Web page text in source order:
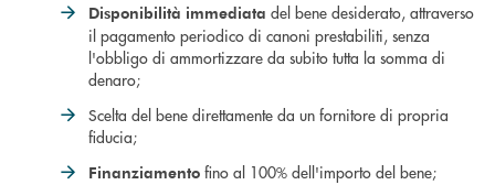
Disponibilità immediata del bene desiderato, attraverso
il pagamento periodico di canoni prestabiliti, senza
l'obbligo di ammortizzare da subito tutta la somma di
denaro;
Scelta del bene direttamente da un fornitore di propria
fiducia;
Finanziamento fino al 100% dell'importo del bene;